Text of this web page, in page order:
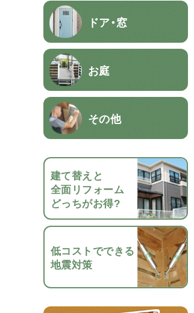
ドア・窓
お庭
その他
建て替えと
全面リフォーム
どっちがお得?
低コストでできる
地震対策